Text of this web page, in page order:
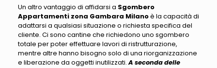
Un altro vantaggio di affidarsi a Sgombero
Appartamenti zona Gambara Milanoè la capacità di
adattarsi a qualsiasi situazione o richiesta specifica del
cliente. Ci sono cantine che richiedono uno sgombero
totale per poter effettuare lavori di ristrutturazione,
mentre altre hanno bisogno solo di una riorganizzazione
e liberazione da oggetti inutilizzati.A seconda delle